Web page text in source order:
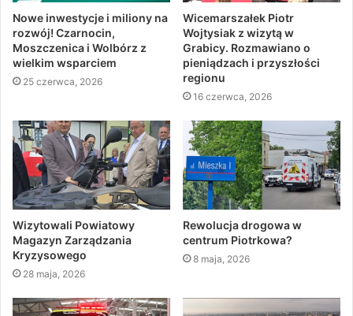
Nowe inwestycje i miliony na
rozwój! Czarnocin,
Moszczenica i Wolbórz z
wielkim wsparciem
25 czerwca, 2026
Wicemarszałek Piotr
Wojtysiak z wizytą w
Grabicy. Rozmawiano o
pieniądzach i przyszłości
regionu
16 czerwca, 2026
Wizytowali Powiatowy
Magazyn Zarządzania
Kryzysowego
28 maja, 2026
Rewolucja drogowa w
centrum Piotrkowa?
8 maja, 2026